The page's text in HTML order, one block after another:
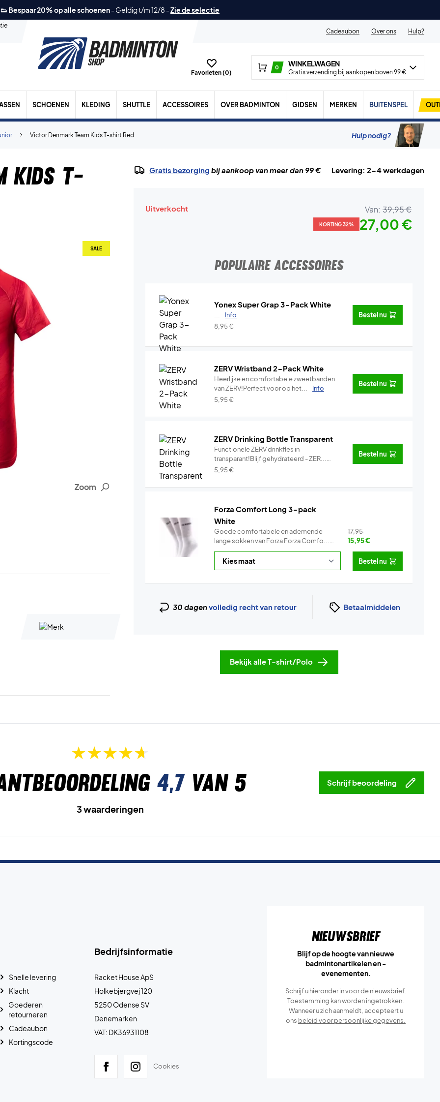
👟 Bespaar 20% op alle schoenen- Geldig t/m 12/8 -Zie de selectie
Cadeaubon
Over ons Hulp?
Favorieten (0)
0 WINKELWAGEN
Gratis verzending bij aankopen boven 99 €
SCHOENEN KLEDING SHUTTLE ACCESSOIRES OVER BADMINTON GIDSEN MERKEN BUITENSPEL
Victor Denmark Team Kids T-shirt Red Hulp nodig?
Kids T-
Zoom
SALE
Gratis bezorging bij aankoop van meer dan 99 € Levering: 2-4 werkdagen
Uitverkocht Van: 39,95 €
KORTING 32% 27,00 €
POPULAIRE ACCESSOIRES
Yonex Super Grap 3-Pack White
Info
8,95€
Bestel nu
ZERV Wristband 2-Pack White
Heerlijke en comfortabele zweetbanden
van ZERV!Perfect voor op het...
Info
5,95€
Bestel nu
ZERV Drinking Bottle Transparent
Functionele ZERV drinkfles in
transparant!Blijf gehydrateerd - ZER...
Info
5,95€
Bestel nu
Forza Comfort Long 3-pack
White
Goede comfortabele en ademende
lange sokken van Forza Forza Comfo...
Info
17,95
15,95€
Bestel nu
30 dagenvolledig recht van retour Betaalmiddelen
Bekijk alle T-shirt/Polo
4,7van 5 Schrijf beoordeling
3 waarderingen
Bedrijfsinformatie
Racket House ApS
Holkebjergvej 120
5250 Odense SV
Denemarken
VAT: DK36931108
Cookies
Snelle levering
Klacht
Goederen
retourneren
Cadeaubon
Kortingscode
Nieuwsbrief
Blijf op de hoogte van nieuwe
badmintonartikelen en -
evenementen.
Schrijf u hieronder in voor de nieuwsbrief.
Toestemming kan worden ingetrokken.
Wanneer u zich aanmeldt, accepteert u
ons beleid voor persoonlijke gegevens.